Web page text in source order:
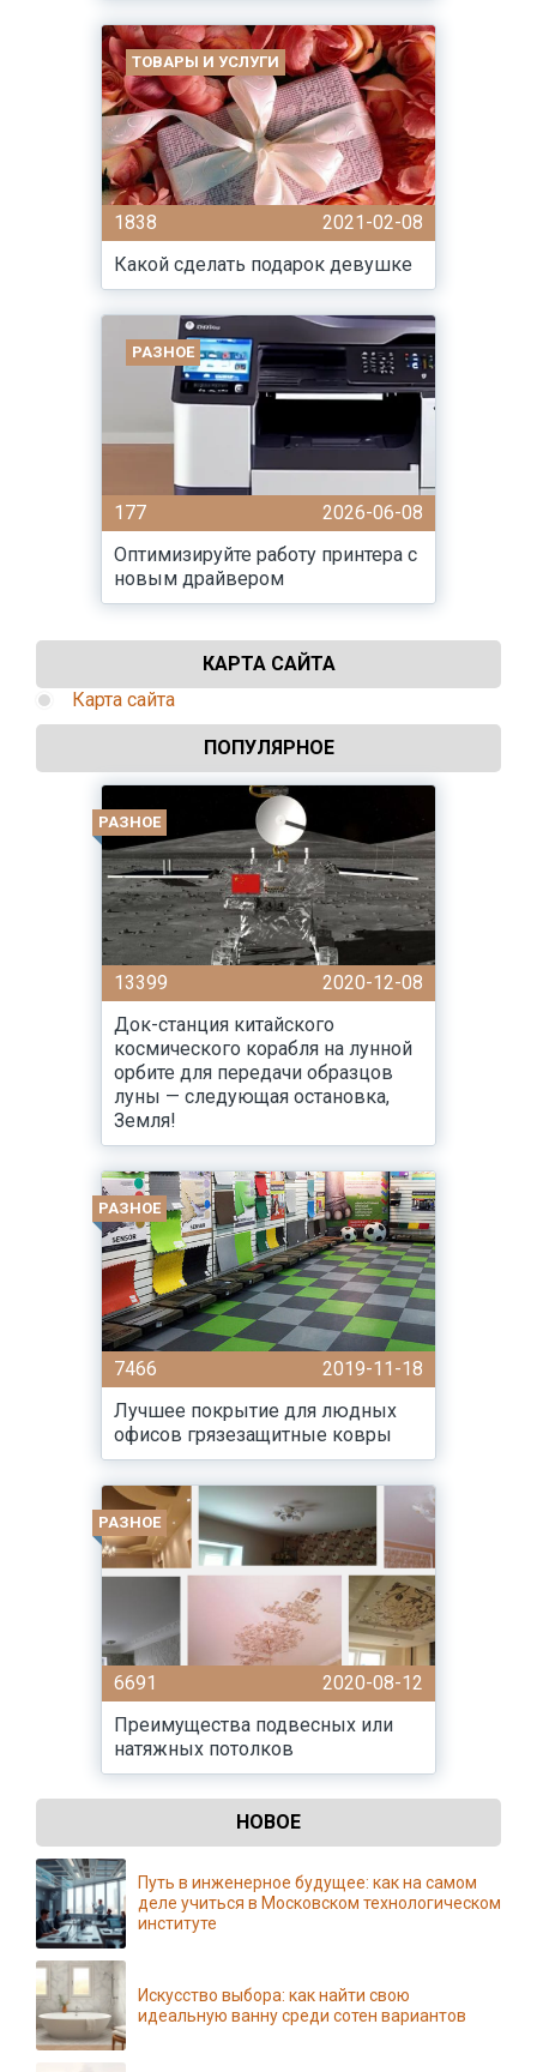
ТОВАРЫ И УСЛУГИ
1838
2021-02-08
Какой сделать подарок девушке
РАЗНОЕ
177
2026-06-08
Оптимизируйте работу принтера с
новым драйвером
КАРТА САЙТА
Карта сайта
ПОПУЛЯРНОЕ
РАЗНОЕ
13399
2020-12-08
Док-станция китайского
космического корабля на лунной
орбите для передачи образцов
луны — следующая остановка,
Земля!
РАЗНОЕ
7466
2019-11-18
Лучшее покрытие для людных
офисов грязезащитные ковры
РАЗНОЕ
6691
2020-08-12
Преимущества подвесных или
натяжных потолков
НОВОЕ
Путь в инженерное будущее: как на самом
деле учиться в Московском технологическом
институте
Искусство выбора: как найти свою
идеальную ванну среди сотен вариантов